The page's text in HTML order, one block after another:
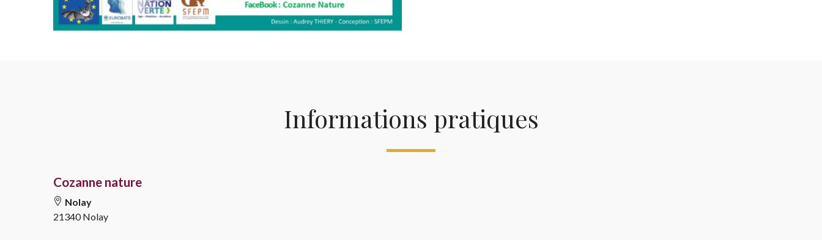
Informations pratiques
Cozanne nature
Nolay
21340 Nolay